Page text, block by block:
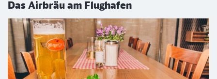
Das Airbräu am Flughafen